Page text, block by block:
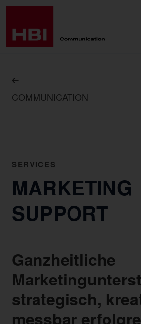
COMMUNICATION
SERVICES
MARKETING
SUPPORT
Ganzheitliche
strategisch,
messbar